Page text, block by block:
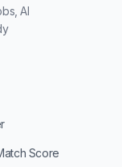
AI
Score